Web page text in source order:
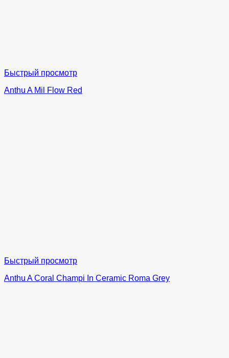
Быстрый просмотр
Anthu A Mil Flow Red
Быстрый просмотр
Anthu A Coral Champi In Ceramic Roma Grey